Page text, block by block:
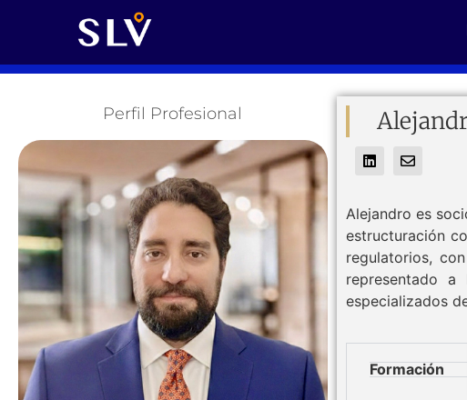
Perfil Profesional
Alejandro es
estructuración
regulatorios,
representado a
especializados
Formación